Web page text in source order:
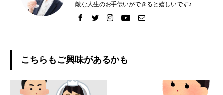
敵な人生のお手伝いができると嬉しいです♪
こちらもご興味があるかも